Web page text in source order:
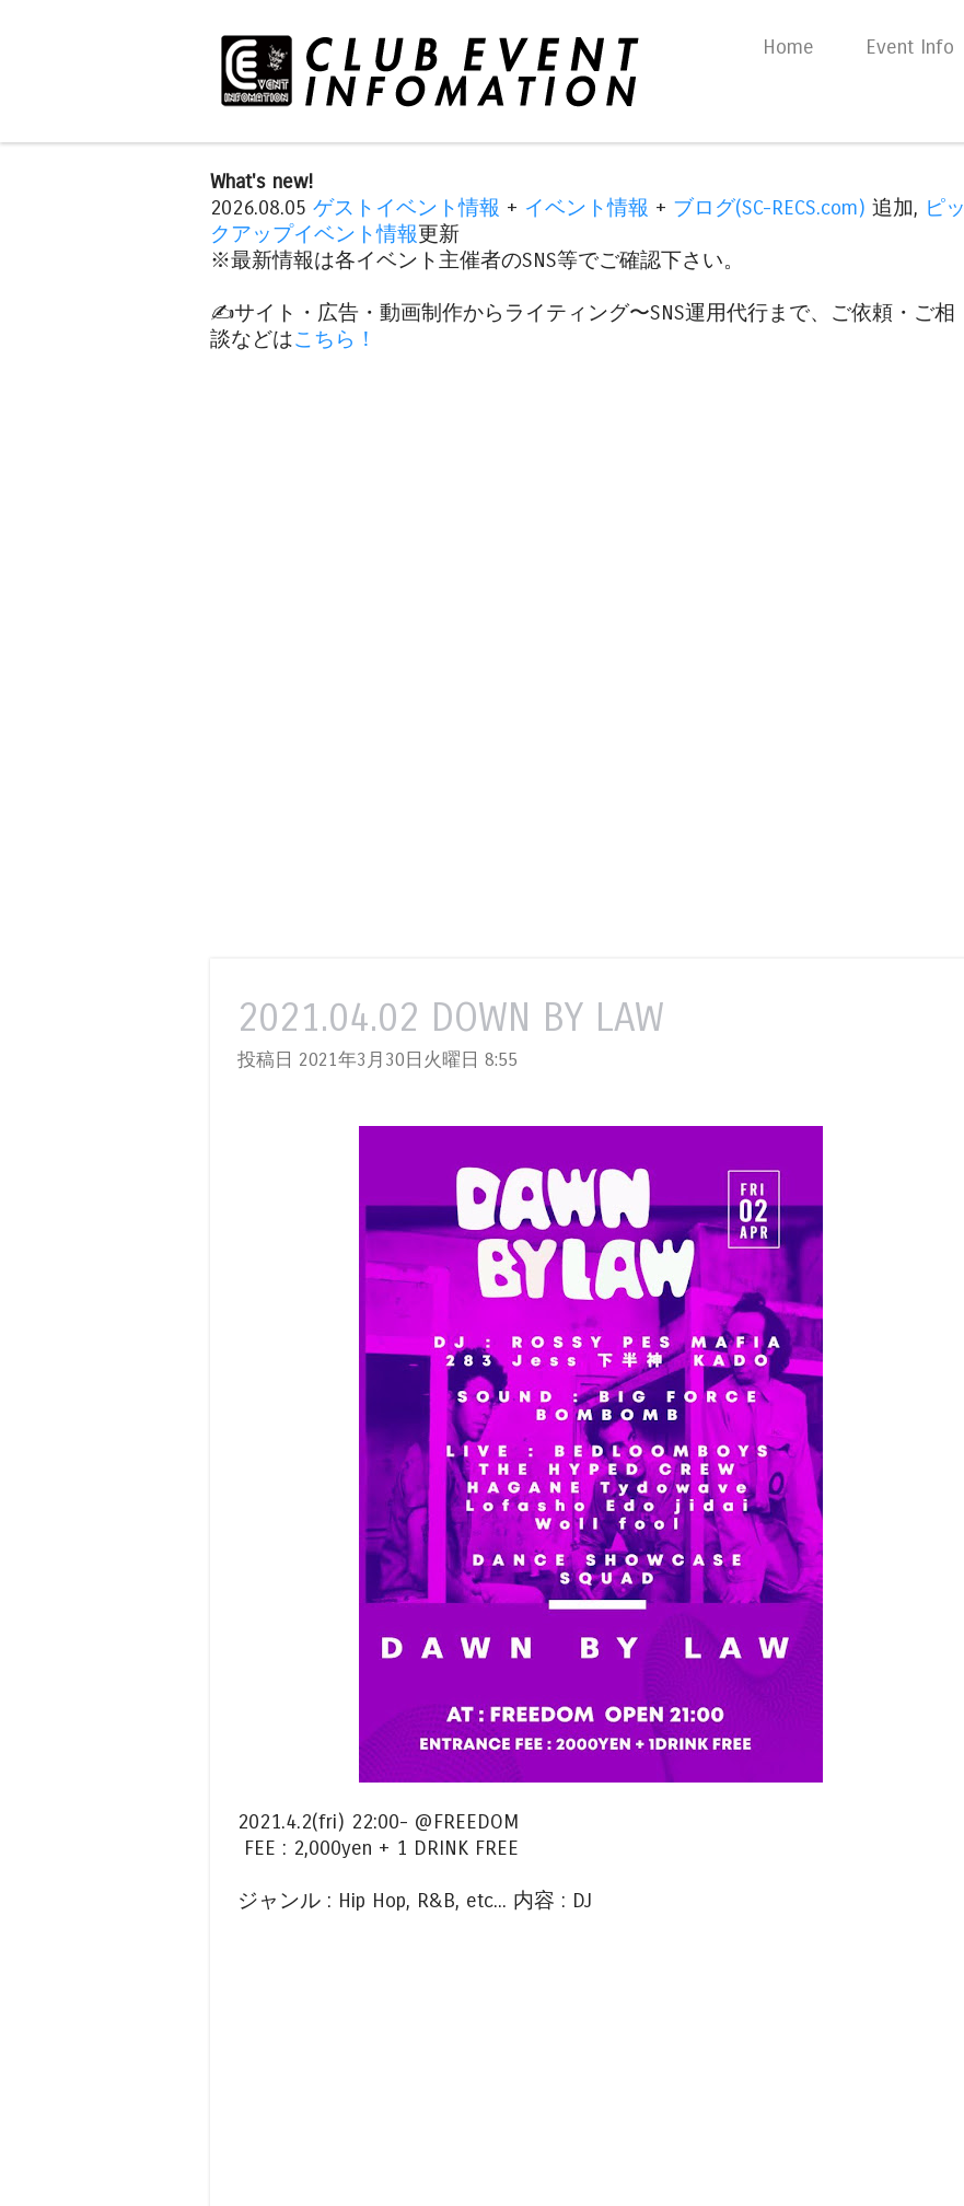
Skip to content
Home Event Info
What's new!
2026.08.05 ゲストイベント情報 + イベント情報 + ブログ(SC-RECS.com) 追加, ピッ
クアップイベント情報更新
※最新情報は各イベント主催者のSNS等でご確認下さい。
✍️サイト・広告・動画制作からライティング〜SNS運用代行まで、ご依頼・ご相
談などはこちら！
2021.04.02 DOWN BY LAW
投稿日 2021年3月30日火曜日 8:55
2021.4.2(fri) 22:00- @FREEDOM
FEE : 2,000yen + 1 DRINK FREE
ジャンル : Hip Hop, R&B, etc... 内容 : DJ